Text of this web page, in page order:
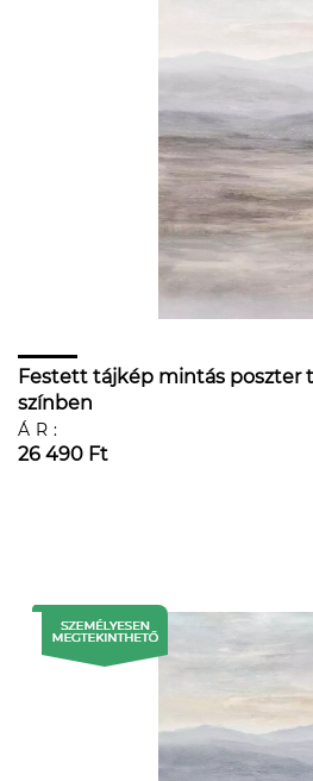
Festett tájkép mintás poszter
színben
ÁR:
26 490 Ft